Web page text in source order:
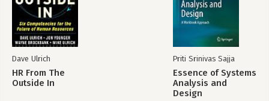
leiderschap’, gekoppeld aan een
tweetalig kaartspel om de eigen
gedragspatronen te spiegelen. Zijn
motto: nieuwe tijden vragen om nieuwe
vormen van leiderschap.
toekomst
Dave Ulrich
HR From The
Outside In
Priti Srinivas Sajja
Essence of Systems
Analysis and
Design